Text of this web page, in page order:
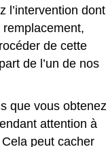
l’intervention dont
de cette
de l’un de nos
que vous obtenez
attention à
peut cacher